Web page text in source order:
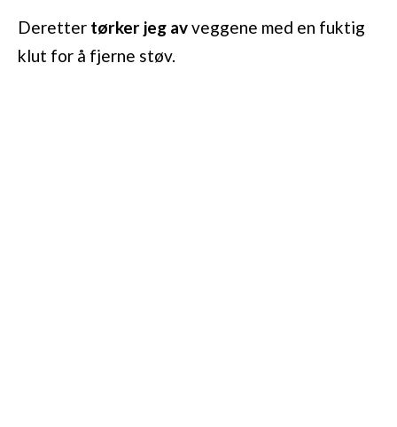
Deretter tørker jeg avveggene med en fuktig
klut for å fjerne støv.